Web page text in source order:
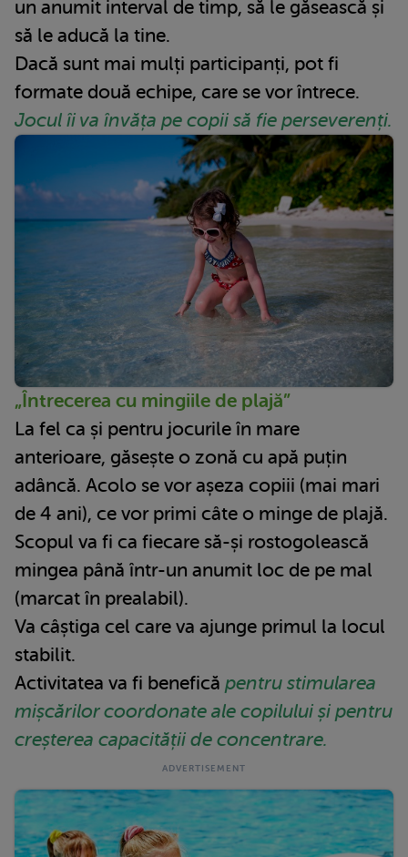
un anumit interval de timp, să le găsească și
să le aducă la tine.
Dacă sunt mai mulți participanți, pot fi
formate două echipe, care se vor întrece.
Jocul îi va învăța pe copii să fie perseverenți.
„Întrecerea cu mingiile de plajă”
La fel ca și pentru jocurile în mare
anterioare, găsește o zonă cu apă puțin
adâncă. Acolo se vor așeza copiii (mai mari
de 4 ani), ce vor primi câte o minge de plajă.
Scopul va fi ca fiecare să-și rostogolească
mingea până într-un anumit loc de pe mal
(marcat în prealabil).
Va câștiga cel care va ajunge primul la locul
stabilit.
Activitatea va fi benefică pentru stimularea
mișcărilor coordonate ale copilului și pentru
creșterea capacității de concentrare.